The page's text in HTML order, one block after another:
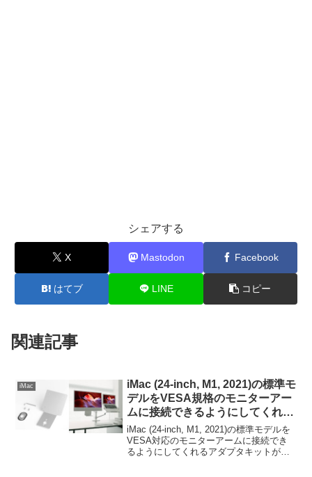
シェアする
X Mastodon Facebook
はてブ LINE コピー
関連記事
iMac
iMac (24-inch, M1, 2021)の標準モ
デルをVESA規格のモニターアー
ムに接続できるようにしてくれる
アダプタキットが発売。
iMac (24-inch, M1, 2021)の標準モデルを
VESA対応のモニターアームに接続でき
るようにしてくれるアダプタキットが発